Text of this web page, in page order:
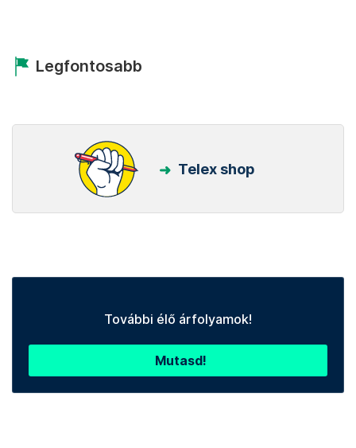
Legfontosabb
Telex shop
További élő árfolyamok!
Mutasd!